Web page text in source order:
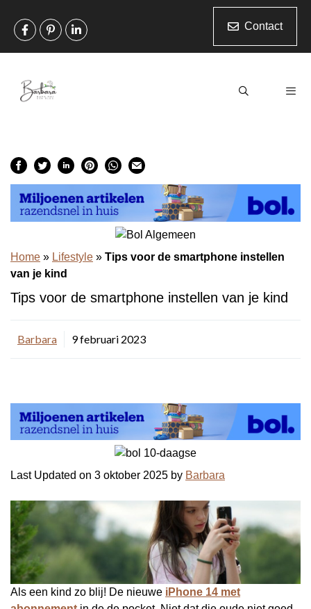
naar
Contact
Home » Lifestyle » Tips voor de smartphone instellen
van je kind
Tips voor de smartphone instellen van je kind
Barbara 9 februari 2023
Last Updated on 3 oktober 2025 by Barbara
Als een kind zo blij! De nieuwe iPhone 14 met